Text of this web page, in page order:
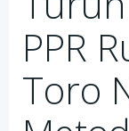
PPR
Toro